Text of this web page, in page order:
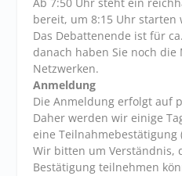
Ab 7:50 Uhr steht ein
bereit, um 8:15 Uhr starten
Das Debattenende ist für
danach haben Sie noch die
Netzwerken.
Anmeldung
Die Anmeldung erfolgt auf
Daher werden wir einige
eine Teilnahmebestätigung
Wir bitten um Verständnis,
Bestätigung teilnehmen